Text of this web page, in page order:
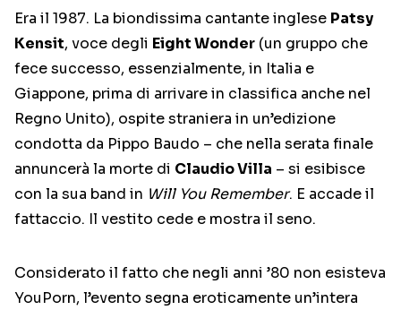
Era il 1987. La biondissima cantante inglese Patsy
Kensit, voce degli Eight Wonder (un gruppo che
fece successo, essenzialmente, in Italia e
Giappone, prima di arrivare in classifica anche nel
Regno Unito), ospite straniera in un’edizione
condotta da Pippo Baudo – che nella serata finale
annuncerà la morte di Claudio Villa – si esibisce
con la sua band in Will You Remember. E accade il
fattaccio. Il vestito cede e mostra il seno.
Considerato il fatto che negli anni ’80 non esisteva
YouPorn, l’evento segna eroticamente un’intera